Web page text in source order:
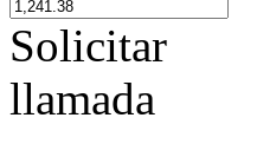
Solicitar
llamada